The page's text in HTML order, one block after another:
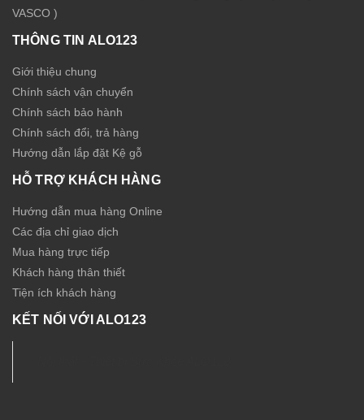
VASCO )
THÔNG TIN ALO123
Giới thiệu chung
Chính sách vận chuyển
Chính sách bảo hành
Chính sách đổi, trả hàng
Hướng dẫn lắp đặt Kệ gỗ
HỖ TRỢ KHÁCH HÀNG
Hướng dẫn mua hàng Online
Các địa chỉ giao dịch
Mua hàng trực tiếp
Khách hàng thân thiết
Tiện ích khách hàng
KẾT NỐI VỚI ALO123